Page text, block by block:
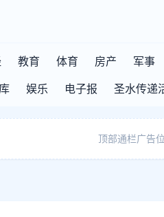
教育 体育 房产 军事
娱乐 电子报 圣水传递
顶部通栏广告